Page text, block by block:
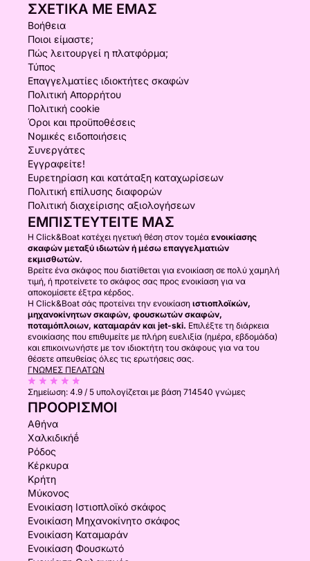
ΣΧΕΤΙΚΆ ΜΕ ΕΜΆΣ
Βοήθεια
Ποιοι είμαστε;
Πώς λειτουργεί η πλατφόρμα;
Τύπος
Επαγγελματίες ιδιοκτήτες σκαφών
Πολιτική Απορρήτου
Πολιτική cookie
Όροι και προϋποθέσεις
Νομικές ειδοποιήσεις
Συνεργάτες
Εγγραφείτε!
Ευρετηρίαση και κατάταξη καταχωρίσεων
Πολιτική επίλυσης διαφορών
Πολιτική διαχείρισης αξιολογήσεων
ΕΜΠΙΣΤΕΥΤΕΊΤΕ ΜΑΣ
Η Click&Boat κατέχει ηγετική θέση στον τομέα ενοικίασης
σκαφών μεταξύ ιδιωτών ή μέσω επαγγελματιών
εκμισθωτών.
Βρείτε ένα σκάφος που διατίθεται για ενοικίαση σε πολύ χαμηλή
τιμή, ή προτείνετε το σκάφος σας προς ενοικίαση για να
αποκομίσετε έξτρα κέρδος.
Η Click&Boat σάς προτείνει την ενοικίαση ιστιοπλοϊκών,
μηχανοκίνητων σκαφών, φουσκωτών σκαφών,
ποταμόπλοιων, καταμαράν και jet-ski. Επιλέξτε τη διάρκεια
ενοικίασης που επιθυμείτε με πλήρη ευελιξία (ημέρα, εβδομάδα)
και επικοινωνήστε με τον ιδιοκτήτη του σκάφους για να του
θέσετε απευθείας όλες τις ερωτήσεις σας.
ΓΝΏΜΕΣ ΠΕΛΑΤΏΝ
Σημείωση: 4.9 / 5 υπολογίζεται με βάση 714540 γνώμες
ΠΡΟΟΡΙΣΜΟΊ
Αθήνα
Χαλκιδικήḗ
Ρόδος
Κέρκυρα
Κρήτη
Μύκονος
Ενοικίαση Ιστιοπλοϊκό σκάφος
Ενοικίαση Μηχανοκίνητο σκάφος
Ενοικίαση Καταμαράν
Ενοικίαση Φουσκωτό